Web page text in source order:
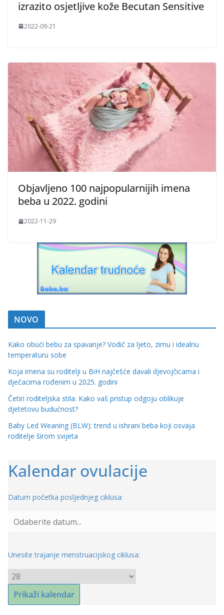
izrazito osjetljive kože Becutan Sensitive
2022-09-21
Objavljeno 100 najpopularnijih imena
beba u 2022. godini
2022-11-29
NOVO
Kako obući bebu za spavanje? Vodič za ljeto, zimu i idealnu
temperaturu sobe
Koja imena su roditelji u BiH najčešće davali djevojčicama i
dječacima rođenim u 2025. godini
Četiri roditeljska stila: Kako vaš pristup odgoju oblikuje
djetetovu budućnost?
Baby Led Weaning (BLW): trend u ishrani beba koji osvaja
roditelje širom svijeta
Kalendar ovulacije
Datum početka posljednjeg ciklusa:
Unesite trajanje menstruacijskog ciklusa: